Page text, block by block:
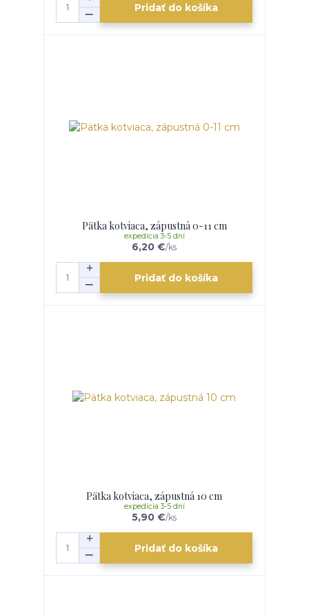
Pridať do košíka
Pätka kotviaca, zápustná 0-11 cm
6,20 €/ks
expedícia 3-5 dní
Pridať do košíka
Pätka kotviaca, zápustná 10 cm
5,90 €/ks
expedícia 3-5 dní
Pridať do košíka